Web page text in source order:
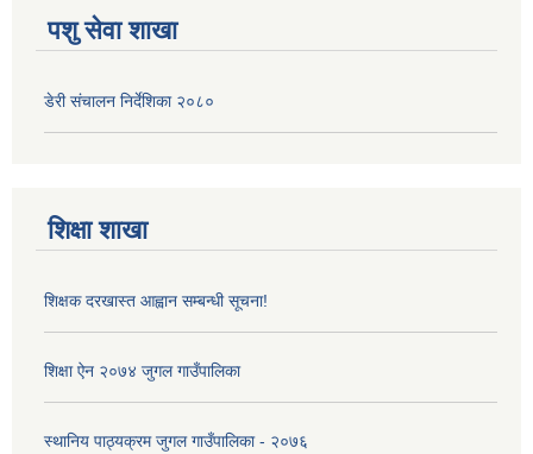
पशु सेवा शाखा
डेरी संचालन निर्देशिका २०८०
शिक्षा शाखा
शिक्षक दरखास्त आह्वान सम्बन्धी सूचना!
शिक्षा ऐन २०७४ जुगल गाउँपालिका
स्थानिय पाठ्यक्रम जुगल गाउँपालिका - २०७६